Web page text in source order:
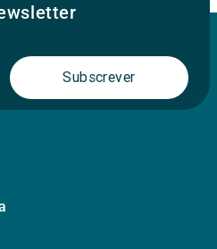
Subscrever